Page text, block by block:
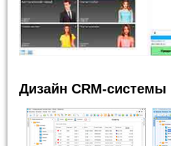
Дизайн CRM-системы